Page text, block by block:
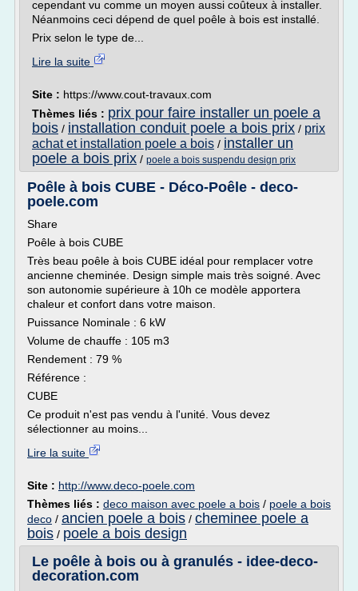
cependant vu comme un moyen aussi coûteux à installer.
Néanmoins ceci dépend de quel poêle à bois est installé.
Prix selon le type de...
Lire la suite
Site : https://www.cout-travaux.com
Thèmes liés : prix pour faire installer un poele a
bois / installation conduit poele a bois prix / prix
achat et installation poele a bois / installer un
poele a bois prix / poele a bois suspendu design prix
Poêle à bois CUBE - Déco-Poêle - deco-
poele.com
Share
Poêle à bois CUBE
Très beau poêle à bois CUBE idéal pour remplacer votre
ancienne cheminée. Design simple mais très soigné. Avec
son autonomie supérieure à 10h ce modèle apportera
chaleur et confort dans votre maison.
Puissance Nominale : 6 kW
Volume de chauffe : 105 m3
Rendement : 79 %
Référence :
CUBE
Ce produit n'est pas vendu à l'unité. Vous devez
sélectionner au moins...
Lire la suite
Site : http://www.deco-poele.com
Thèmes liés : deco maison avec poele a bois / poele a bois
deco / ancien poele a bois / cheminee poele a
bois / poele a bois design
Le poêle à bois ou à granulés - idee-deco-
decoration.com